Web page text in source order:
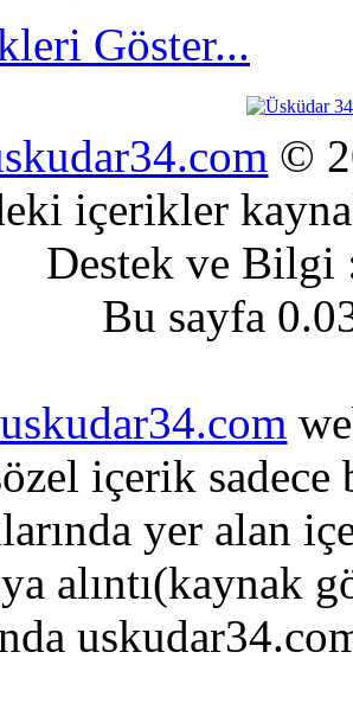
Göster...
©
içerikler
Destek ve
Bu sayfa
içerik sadece
yer alan
alıntı(kaynak